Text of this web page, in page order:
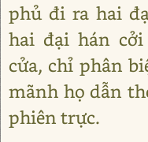
phủ đi ra hai
hai đại hán
cửa, chỉ phân
mãnh họ dẫn
phiên trực.